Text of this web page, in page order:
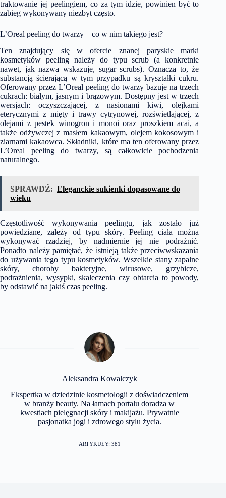
traktowanie jej peelingiem, co za tym idzie, powinien być to
zabieg wykonywany niezbyt często.
L’Oreal peeling do twarzy – co w nim takiego jest?
Ten znajdujący się w ofercie znanej paryskie marki
kosmetyków peeling należy do typu scrub (a konkretnie
nawet, jak nazwa wskazuje, sugar scrubs). Oznacza to, że
substancją ścierającą w tym przypadku są kryształki cukru.
Oferowany przez L’Oreal peeling do twarzy bazuje na trzech
cukrach: białym, jasnym i brązowym. Dostępny jest w trzech
wersjach: oczyszczającej, z nasionami kiwi, olejkami
eterycznymi z mięty i trawy cytrynowej, rozświetlającej, z
olejami z pestek winogron i monoi oraz proszkiem acai, a
także odżywczej z masłem kakaowym, olejem kokosowym i
ziarnami kakaowca. Składniki, które ma ten oferowany przez
L’Oreal peeling do twarzy, są całkowicie pochodzenia
naturalnego.
SPRAWDŹ: Eleganckie sukienki dopasowane do
wieku
Częstotliwość wykonywania peelingu, jak zostało już
powiedziane, zależy od typu skóry. Peeling ciała można
wykonywać rzadziej, by nadmiernie jej nie podrażnić.
Ponadto należy pamiętać, że istnieją także przeciwwskazania
do używania tego typu kosmetyków. Wszelkie stany zapalne
skóry, choroby bakteryjne, wirusowe, grzybicze,
podrażnienia, wysypki, skaleczenia czy obtarcia to powody,
by odstawić na jakiś czas peeling.
Aleksandra Kowalczyk
Ekspertka w dziedzinie kosmetologii z doświadczeniem
w branży beauty. Na łamach portalu doradza w
kwestiach pielęgnacji skóry i makijażu. Prywatnie
pasjonatka jogi i zdrowego stylu życia.
ARTYKUŁY: 381